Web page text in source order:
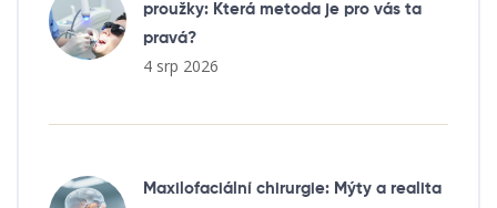
proužky: Která metoda je pro vás ta
pravá?
4 srp 2026
Maxilofaciální chirurgie: Mýty a realita